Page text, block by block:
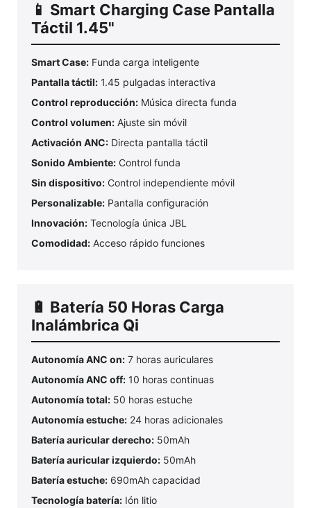
📱 Smart Charging Case Pantalla
Táctil 1.45"
Smart Case: Funda carga inteligente
Pantalla táctil: 1.45 pulgadas interactiva
Control reproducción: Música directa funda
Control volumen: Ajuste sin móvil
Activación ANC: Directa pantalla táctil
Sonido Ambiente: Control funda
Sin dispositivo: Control independiente móvil
Personalizable: Pantalla configuración
Innovación: Tecnología única JBL
Comodidad: Acceso rápido funciones
🔋 Batería 50 Horas Carga
Inalámbrica Qi
Autonomía ANC on: 7 horas auriculares
Autonomía ANC off: 10 horas continuas
Autonomía total: 50 horas estuche
Autonomía estuche: 24 horas adicionales
Batería auricular derecho: 50mAh
Batería auricular izquierdo: 50mAh
Batería estuche: 690mAh capacidad
Tecnología batería: Ión litio